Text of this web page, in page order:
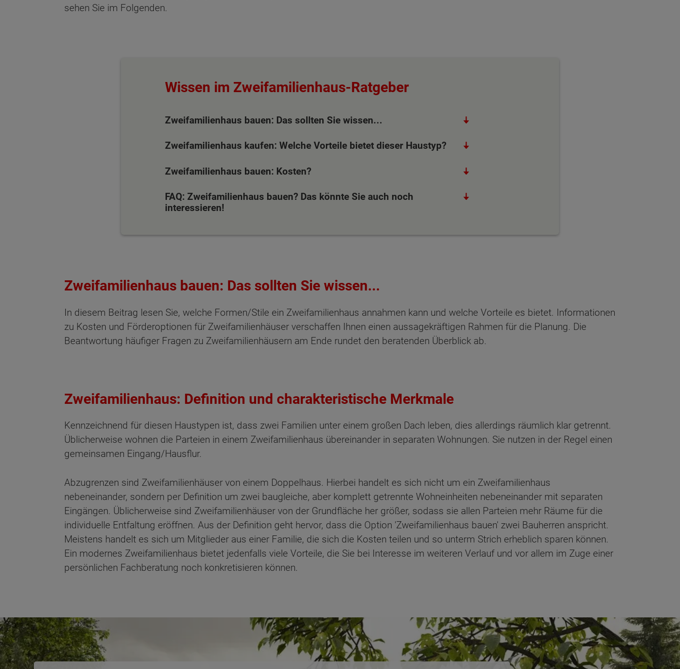
sehen Sie im Folgenden.
Wissen im Zweifamilienhaus-Ratgeber
Zweifamilienhaus bauen: Das sollten Sie wissen...
Zweifamilienhaus kaufen: Welche Vorteile bietet dieser Haustyp?
Zweifamilienhaus bauen: Kosten?
FAQ: Zweifamilienhaus bauen? Das könnte Sie auch noch
interessieren!
Zweifamilienhaus bauen: Das sollten Sie wissen...
In diesem Beitrag lesen Sie, welche Formen/Stile ein Zweifamilienhaus annahmen kann und welche Vorteile es bietet. Informationen
zu Kosten und Förderoptionen für Zweifamilienhäuser verschaffen Ihnen einen aussagekräftigen Rahmen für die Planung. Die
Beantwortung häufiger Fragen zu Zweifamilienhäusern am Ende rundet den beratenden Überblick ab.
Zweifamilienhaus: Definition und charakteristische Merkmale
Kennzeichnend für diesen Haustypen ist, dass zwei Familien unter einem großen Dach leben, dies allerdings räumlich klar getrennt.
Üblicherweise wohnen die Parteien in einem Zweifamilienhaus übereinander in separaten Wohnungen. Sie nutzen in der Regel einen
gemeinsamen Eingang/Hausflur.
Abzugrenzen sind Zweifamilienhäuser von einem Doppelhaus. Hierbei handelt es sich nicht um ein Zweifamilienhaus
nebeneinander, sondern per Definition um zwei baugleiche, aber komplett getrennte Wohneinheiten nebeneinander mit separaten
Eingängen. Üblicherweise sind Zweifamilienhäuser von der Grundfläche her größer, sodass sie allen Parteien mehr Räume für die
individuelle Entfaltung eröffnen. Aus der Definition geht hervor, dass die Option 'Zweifamilienhaus bauen' zwei Bauherren anspricht.
Meistens handelt es sich um Mitglieder aus einer Familie, die sich die Kosten teilen und so unterm Strich erheblich sparen können.
Ein modernes Zweifamilienhaus bietet jedenfalls viele Vorteile, die Sie bei Interesse im weiteren Verlauf und vor allem im Zuge einer
persönlichen Fachberatung noch konkretisieren können.